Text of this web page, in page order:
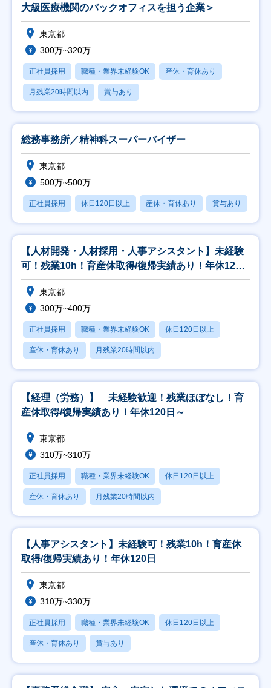
大級医療機関のバックオフィスを担う企業＞
東京都
300万~320万
正社員採用 職種・業界未経験OK 産休・育休あり
月残業20時間以内 賞与あり
総務事務所／精神科スーパーバイザー
東京都
500万~500万
正社員採用 休日120日以上 産休・育休あり 賞与あり
【人材開発・人材採用・人事アシスタント】未経験
可！残業10h！育産休取得/復帰実績あり！年休120
日
東京都
300万~400万
正社員採用 職種・業界未経験OK 休日120日以上
産休・育休あり 月残業20時間以内
【経理（労務）】 未経験歓迎！残業ほぼなし！育
産休取得/復帰実績あり！年休120日～
東京都
310万~310万
正社員採用 職種・業界未経験OK 休日120日以上
産休・育休あり 月残業20時間以内
【人事アシスタント】未経験可！残業10h！育産休
取得/復帰実績あり！年休120日
東京都
310万~330万
正社員採用 職種・業界未経験OK 休日120日以上
産休・育休あり 賞与あり